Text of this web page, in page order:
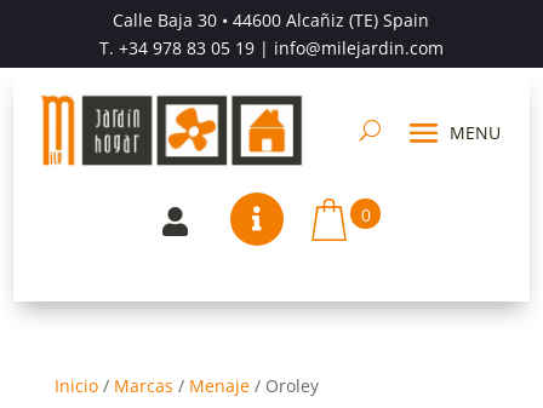
Calle Baja 30 • 44600 Alcañiz (TE) Spain
T. +34 978 83 05 19| info@milejardin.com
  0
Inicio/ Marcas / Menaje/ Oroley